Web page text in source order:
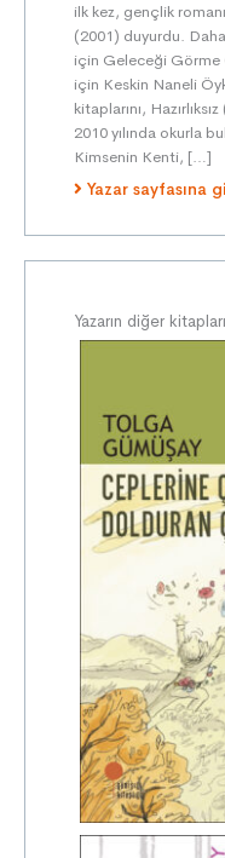
ilk kez, gençlik
(2001) duyurdu.
için Geleceği Görme
için Keskin Naneli
kitaplarını,
2010 yılında okurla
Kimsenin Kenti, […]
Yazar sayfasına
Yazarın diğer kitapları